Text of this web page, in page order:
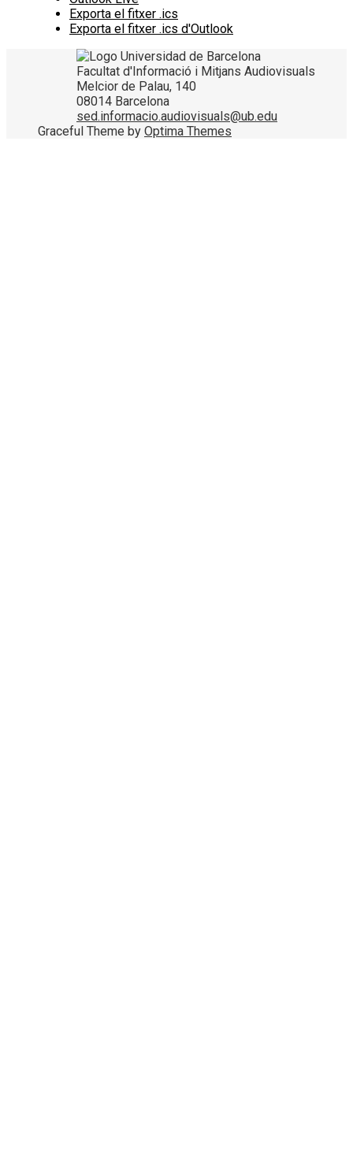
Exporta el fitxer .ics
Exporta el fitxer .ics d'Outlook
Facultat d'Informació i Mitjans Audiovisuals
Melcior de Palau, 140
08014 Barcelona
sed.informacio.audiovisuals@ub.edu
Graceful Theme by Optima Themes